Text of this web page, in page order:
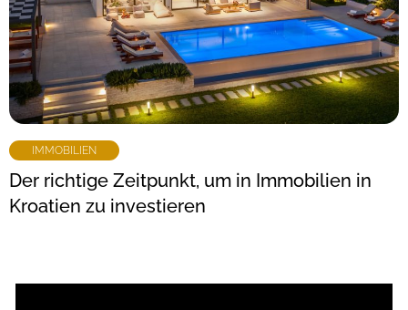
IMMOBILIEN
Der richtige Zeitpunkt, um in Immobilien in
Kroatien zu investieren